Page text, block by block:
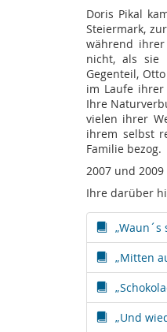
Doris Pikal
Steiermark,
während
nicht, als sie
Gegenteil,
im Laufe
Ihre
vielen ihrer
ihrem selbst
Familie bezog.
2007 und
Ihre darüber
„Mitten
„Und